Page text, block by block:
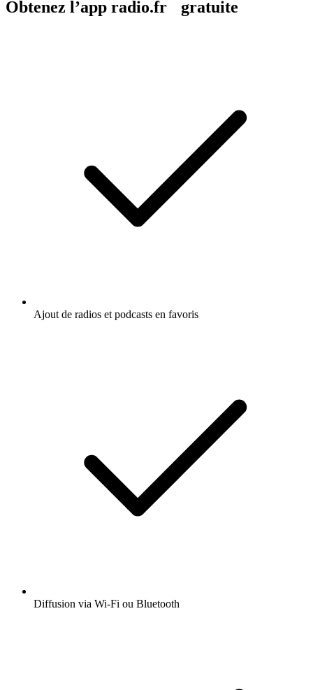
Obtenez l’app radio.fr gratuite
Ajout de radios et podcasts en favoris
Diffusion via Wi-Fi ou Bluetooth